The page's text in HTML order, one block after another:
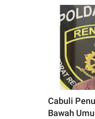
Cabuli
Bawah